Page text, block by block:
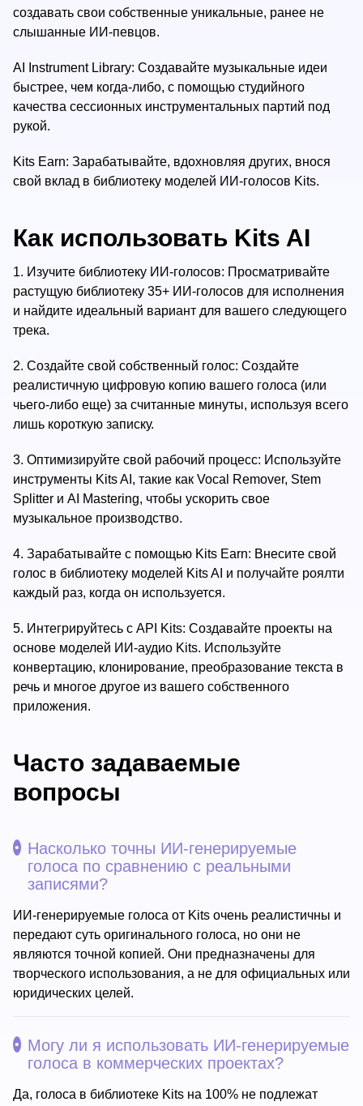
создавать свои собственные уникальные, ранее не
слышанные ИИ-певцов.
AI Instrument Library: Создавайте музыкальные идеи
быстрее, чем когда-либо, с помощью студийного
качества сессионных инструментальных партий под
рукой.
Kits Earn: Зарабатывайте, вдохновляя других, внося
свой вклад в библиотеку моделей ИИ-голосов Kits.
Как использовать Kits AI
1. Изучите библиотеку ИИ-голосов: Просматривайте
растущую библиотеку 35+ ИИ-голосов для исполнения
и найдите идеальный вариант для вашего следующего
трека.
2. Создайте свой собственный голос: Создайте
реалистичную цифровую копию вашего голоса (или
чьего-либо еще) за считанные минуты, используя всего
лишь короткую записку.
3. Оптимизируйте свой рабочий процесс: Используйте
инструменты Kits AI, такие как Vocal Remover, Stem
Splitter и AI Mastering, чтобы ускорить свое
музыкальное производство.
4. Зарабатывайте с помощью Kits Earn: Внесите свой
голос в библиотеку моделей Kits AI и получайте роялти
каждый раз, когда он используется.
5. Интегрируйтесь с API Kits: Создавайте проекты на
основе моделей ИИ-аудио Kits. Используйте
конвертацию, клонирование, преобразование текста в
речь и многое другое из вашего собственного
приложения.
Часто задаваемые
вопросы
Насколько точны ИИ-генерируемые
голоса по сравнению с реальными
записями?
ИИ-генерируемые голоса от Kits очень реалистичны и
передают суть оригинального голоса, но они не
являются точной копией. Они предназначены для
творческого использования, а не для официальных или
юридических целей.
Могу ли я использовать ИИ-генерируемые
голоса в коммерческих проектах?
Да, голоса в библиотеке Kits на 100% не подлежат